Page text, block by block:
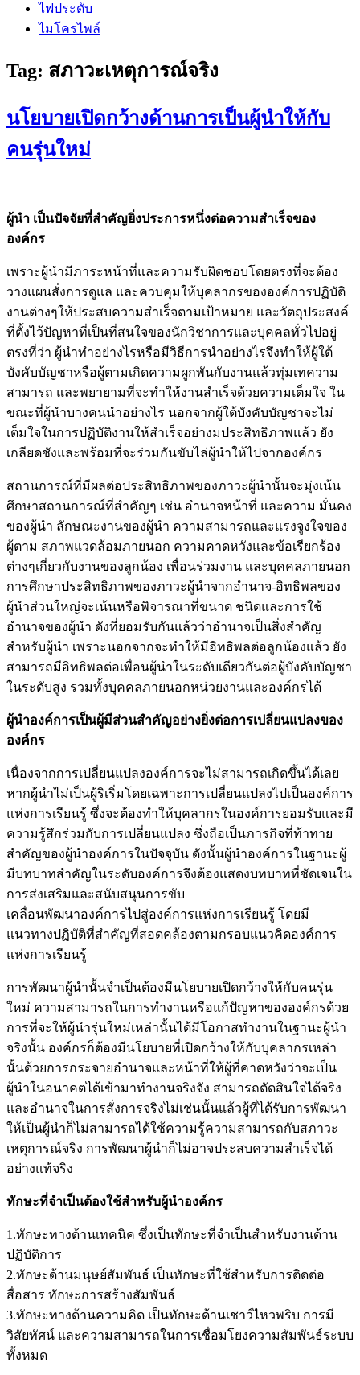
ไฟประดับ
ไมโครไพล์
Tag: สภาวะเหตุการณ์จริง
นโยบายเปิดกว้างด้านการเป็นผู้นำให้กับ
คนรุ่นใหม่
ผู้นำ เป็นปัจจัยที่สำคัญยิ่งประการหนึ่งต่อความสำเร็จของ
องค์กร
เพราะผู้นำมีภาระหน้าที่และความรับผิดชอบโดยตรงที่จะต้อง
วางแผนสั่งการดูแล และควบคุมให้บุคลากรขององค์การปฏิบัติ
งานต่างๆให้ประสบความสำเร็จตามเป้าหมาย และวัตถุประสงค์
ที่ตั้งไว้ปัญหาที่เป็นที่สนใจของนักวิชาการและบุคคลทั่วไปอยู่
ตรงที่ว่า ผู้นำทำอย่างไรหรือมีวิธีการนำอย่างไรจึงทำให้ผู้ใต้
บังคับบัญชาหรือผู้ตามเกิดความผูกพันกับงานแล้วทุ่มเทความ
สามารถ และพยายามที่จะทำให้งานสำเร็จด้วยความเต็มใจ ใน
ขณะที่ผู้นำบางคนนำอย่างไร นอกจากผู้ใต้บังคับบัญชาจะไม่
เต็มใจในการปฏิบัติงานให้สำเร็จอย่างมประสิทธิภาพแล้ว ยัง
เกลียดชังและพร้อมที่จะร่วมกันขับไล่ผู้นำให้ไปจากองค์กร
สถานการณ์ที่มีผลต่อประสิทธิภาพของภาวะผู้นำนั้นจะมุ่งเน้น
ศึกษาสถานการณ์ที่สำคัญๆ เช่น อำนาจหน้าที่ และความ มั่นคง
ของผู้นำ ลักษณะงานของผู้นำ ความสามารถและแรงจูงใจของ
ผู้ตาม สภาพแวดล้อมภายนอก ความคาดหวังและข้อเรียกร้อง
ต่างๆเกี่ยวกับงานของลูกน้อง เพื่อนร่วมงาน และบุคคลภายนอก
การศึกษาประสิทธิภาพของภาวะผู้นำจากอำนาจ-อิทธิพลของ
ผู้นำส่วนใหญ่จะเน้นหรือพิจารณาที่ขนาด ชนิดและการใช้
อำนาจของผู้นำ ดังที่ยอมรับกันแล้วว่าอำนาจเป็นสิ่งสำคัญ
สำหรับผู้นำ เพราะนอกจากจะทำให้มีอิทธิพลต่อลูกน้องแล้ว ยัง
สามารถมีอิทธิพลต่อเพื่อนผู้นำในระดับเดียวกันต่อผู้บังคับบัญชา
ในระดับสูง รวมทั้งบุคคลภายนอกหน่วยงานและองค์กรได้
ผู้นำองค์การเป็นผู้มีส่วนสำคัญอย่างยิ่งต่อการเปลี่ยนแปลงของ
องค์กร
เนื่องจากการเปลี่ยนแปลงองค์การจะไม่สามารถเกิดขึ้นได้เลย
หากผู้นำไม่เป็นผู้ริเริ่มโดยเฉพาะการเปลี่ยนแปลงไปเป็นองค์การ
แห่งการเรียนรู้ ซึ่งจะต้องทำให้บุคลากรในองค์การยอมรับและมี
ความรู้สึกร่วมกับการเปลี่ยนแปลง ซึ่งถือเป็นภารกิจที่ท้าทาย
สำคัญของผู้นำองค์การในปัจจุบัน ดังนั้นผู้นำองค์การในฐานะผู้
มีบทบาทสำคัญในระดับองค์การจึงต้องแสดงบทบาทที่ชัดเจนใน
การส่งเสริมและสนับสนุนการขับ
เคลื่อนพัฒนาองค์การไปสู่องค์การแห่งการเรียนรู้ โดยมี
แนวทางปฏิบัติที่สำคัญที่สอดคล้องตามกรอบแนวคิดองค์การ
แห่งการเรียนรู้
การพัฒนาผู้นำนั้นจำเป็นต้องมีนโยบายเปิดกว้างให้กับคนรุ่น
ใหม่ ความสามารถในการทำงานหรือแก้ปัญหาขององค์กรด้วย
การที่จะให้ผู้นำรุ่นใหม่เหล่านั้นได้มีโอกาสทำงานในฐานะผู้นำ
จริงนั้น องค์กรก็ต้องมีนโยบายที่เปิดกว้างให้กับบุคลากรเหล่า
นั้นด้วยการกระจายอำนาจและหน้าที่ให้ผู้ที่คาดหวังว่าจะเป็น
ผู้นำในอนาคตได้เข้ามาทำงานจริงจัง สามารถตัดสินใจได้จริง
และอำนาจในการสั่งการจริงไม่เช่นนั้นแล้วผู้ที่ได้รับการพัฒนา
ให้เป็นผู้นำก็ไม่สามารถได้ใช้ความรู้ความสามารถกับสภาวะ
เหตุการณ์จริง การพัฒนาผู้นำก็ไม่อาจประสบความสำเร็จได้
อย่างแท้จริง
ทักษะที่จำเป็นต้องใช้สำหรับผู้นำองค์กร
1.ทักษะทางด้านเทคนิค ซึ่งเป็นทักษะที่จำเป็นสำหรับงานด้าน
ปฏิบัติการ
2.ทักษะด้านมนุษย์สัมพันธ์ เป็นทักษะที่ใช้สำหรับการติดต่อ
สื่อสาร ทักษะการสร้างสัมพันธ์
3.ทักษะทางด้านความคิด เป็นทักษะด้านเชาว์ไหวพริบ การมี
วิสัยทัศน์ และความสามารถในการเชื่อมโยงความสัมพันธ์ระบบ
ทั้งหมด